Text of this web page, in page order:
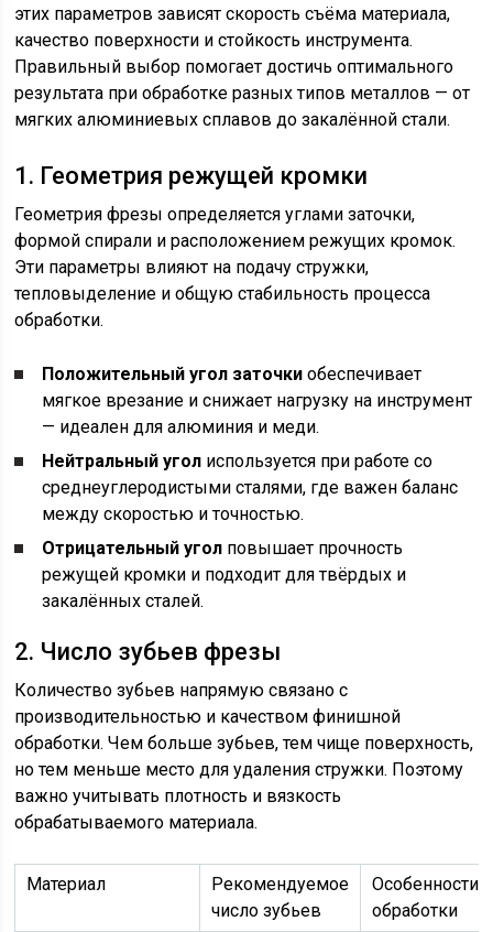
этих параметров зависят скорость съёма материала,
качество поверхности и стойкость инструмента.
Правильный выбор помогает достичь оптимального
результата при обработке разных типов металлов — от
мягких алюминиевых сплавов до закалённой стали.
1. Геометрия режущей кромки
Геометрия фрезы определяется углами заточки,
формой спирали и расположением режущих кромок.
Эти параметры влияют на подачу стружки,
тепловыделение и общую стабильность процесса
обработки.
Положительный угол заточки обеспечивает
мягкое врезание и снижает нагрузку на инструмент
— идеален для алюминия и меди.
Нейтральный угол используется при работе со
среднеуглеродистыми сталями, где важен баланс
между скоростью и точностью.
Отрицательный угол повышает прочность
режущей кромки и подходит для твёрдых и
закалённых сталей.
2. Число зубьев фрезы
Количество зубьев напрямую связано с
производительностью и качеством финишной
обработки. Чем больше зубьев, тем чище поверхность,
но тем меньше место для удаления стружки. Поэтому
важно учитывать плотность и вязкость
обрабатываемого материала.
Материал
Рекомендуемое
число зубьев
Особенности
обработки